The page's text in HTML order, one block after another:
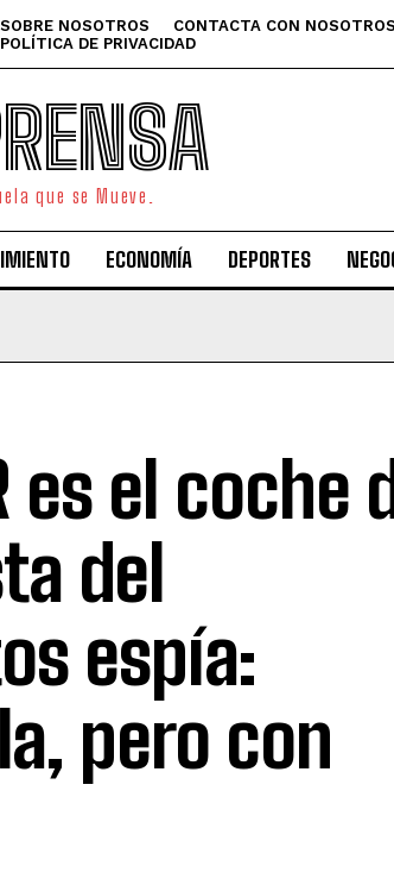
SOBRE NOSOTROS CONTACTA CON NOSOTROS
POLÍTICA DE PRIVACIDAD
que se Mueve.
ECONOMÍA DEPORTES
es el coche
del
espía:
pero con